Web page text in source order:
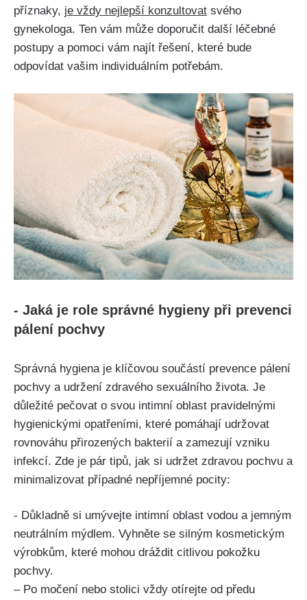
příznaky, je vždy‌ nejlepší‍ konzultovat svého
gynekologa. Ten vám může doporučit další léčebné
postupy a pomoci⁤ vám najít řešení, které bude
odpovídat vašim individuálním potřebám.
-‍ Jaká⁣ je⁤ role správné⁣ hygieny ⁣při prevenci
pálení pochvy
Správná hygiena je klíčovou součástí⁣ prevence pálení⁣
pochvy​ a udržení zdravého sexuálního života. Je
důležité pečovat o svou intimní oblast pravidelnými
hygienickými opatřeními,‌ které pomáhají udržovat
rovnováhu přirozených bakterií a zamezují vzniku
infekcí. Zde je⁢ pár tipů, jak si‌ udržet zdravou pochvu a
minimalizovat⁣ případné nepříjemné pocity:
-​ Důkladně si umývejte intimní oblast vodou a jemným‌
neutrálním mýdlem. Vyhněte‌ se silným ⁢kosmetickým
výrobkům, ⁢které mohou⁤ dráždit citlivou ‌pokožku
pochvy.
– Po močení nebo stolici vždy otírejte​ od ⁣předu